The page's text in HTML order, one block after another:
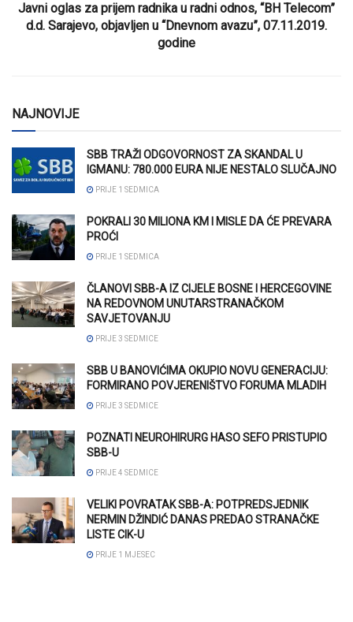
Javni oglas za prijem radnika u radni odnos, “BH Telecom”
d.d. Sarajevo, objavljen u “Dnevnom avazu”, 07.11.2019.
godine
NAJNOVIJE
SBB TRAŽI ODGOVORNOST ZA SKANDAL U
IGMANU: 780.000 EURA NIJE NESTALO SLUČAJNO
PRIJE 1 SEDMICA
POKRALI 30 MILIONA KM I MISLE DA ĆE PREVARA
PROĆI
PRIJE 1 SEDMICA
ČLANOVI SBB-A IZ CIJELE BOSNE I HERCEGOVINE
NA REDOVNOM UNUTARSTRANAČKOM
SAVJETOVANJU
PRIJE 3 SEDMICE
SBB U BANOVIĆIMA OKUPIO NOVU GENERACIJU:
FORMIRANO POVJERENIŠTVO FORUMA MLADIH
PRIJE 3 SEDMICE
POZNATI NEUROHIRURG HASO SEFO PRISTUPIO
SBB-U
PRIJE 4 SEDMICE
VELIKI POVRATAK SBB-A: POTPREDSJEDNIK
NERMIN DŽINDIĆ DANAS PREDAO STRANAČKE
LISTE CIK-U
PRIJE 1 MJESEC